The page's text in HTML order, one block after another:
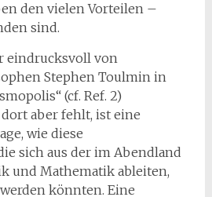
den vielen Vorteilen –
sind.
eindrucksvoll von
Stephen Toulmin in
(cf. Ref. 2)
aber fehlt, ist eine
wie diese
sich aus der im Abendland
und Mathematik ableiten,
könnten. Eine